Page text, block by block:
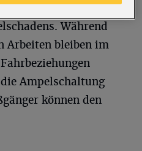
(10. Oktober 2019) mit
Während
Arbeiten bleiben im
Ampelschaltung
können den